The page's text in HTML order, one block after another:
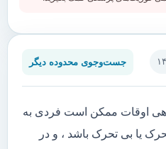
جست‌وجوی محدوده دیگر
اوقات ممکن است فردی به
یا بی تحرک باشد ، و در